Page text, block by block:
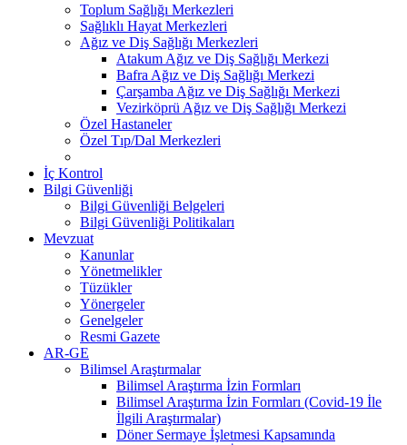
Toplum Sağlığı Merkezleri
Sağlıklı Hayat Merkezleri
Ağız ve Diş Sağlığı Merkezleri
Atakum Ağız ve Diş Sağlığı Merkezi
Bafra Ağız ve Diş Sağlığı Merkezi
Çarşamba Ağız ve Diş Sağlığı Merkezi
Vezirköprü Ağız ve Diş Sağlığı Merkezi
Özel Hastaneler
Özel Tıp/Dal Merkezleri
İç Kontrol
Bilgi Güvenliği
Bilgi Güvenliği Belgeleri
Bilgi Güvenliği Politikaları
Mevzuat
Kanunlar
Yönetmelikler
Tüzükler
Yönergeler
Genelgeler
Resmi Gazete
AR-GE
Bilimsel Araştırmalar
Bilimsel Araştırma İzin Formları
Bilimsel Araştırma İzin Formları (Covid-19 İle
İlgili Araştırmalar)
Döner Sermaye İşletmesi Kapsamında